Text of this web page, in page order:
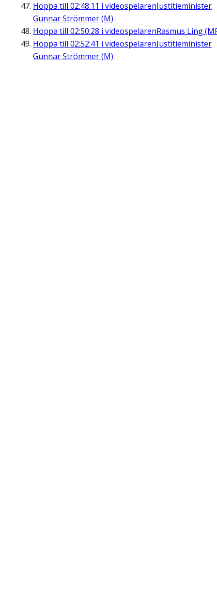
Hoppa till 02:48:11 i videospelarenJustitieminister
Gunnar Strömmer (M)
Hoppa till 02:50:28 i videospelarenRasmus Ling
Hoppa till 02:52:41 i videospelarenJustitieminister
Gunnar Strömmer (M)